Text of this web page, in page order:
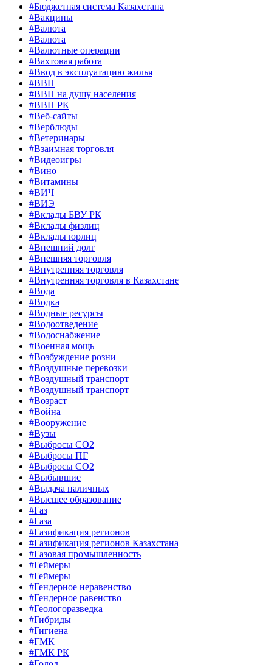
#Бюджетная система Казахстана
#Вакцины
#Валюта
#Валюта
#Валютные операции
#Вахтовая работа
#Ввод в эксплуатацию жилья
#ВВП
#ВВП на душу населения
#ВВП РК
#Веб-сайты
#Верблюды
#Ветеринары
#Взаимная торговля
#Видеоигры
#Вино
#Витамины
#ВИЧ
#ВИЭ
#Вклады БВУ РК
#Вклады физлиц
#Вклады юрлиц
#Внешний долг
#Внешняя торговля
#Внутренняя торговля
#Внутренняя торговля в Казахстане
#Вода
#Водка
#Водные ресурсы
#Водоотведение
#Водоснабжение
#Военная мощь
#Возбуждение розни
#Воздушные перевозки
#Воздушный транспорт
#Воздушный транспорт
#Возраст
#Война
#Вооружение
#Вузы
#Выбросы CO2
#Выбросы ПГ
#Выбросы СО2
#Выбывшие
#Выдача наличных
#Высшее образование
#Газ
#Газа
#Газификация регионов
#Газификация регионов Казахстана
#Газовая промышленность
#Геймеры
#Геймеры
#Гендерное неравенство
#Гендерное равенство
#Геологоразведка
#Гибриды
#Гигиена
#ГМК
#ГМК РК